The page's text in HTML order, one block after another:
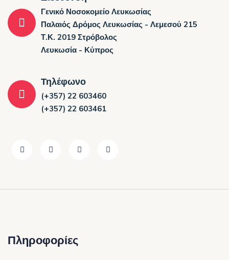
Γενικό Νοσοκομείο Λευκωσίας
Παλαιός Δρόμος Λευκωσίας - Λεμεσού 215
Τ.Κ. 2019 Στρόβολος
Λευκωσία - Κύπρος
Τηλέφωνο
(+357) 22 603460
(+357) 22 603461
Πληροφορίες